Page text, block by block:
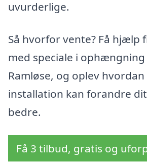
uvurderlige.
Så hvorfor vente? Få hjælp
med speciale i
Ramløse, og oplev
installation kan forandre
bedre.
Få 3 tilbud, gratis og